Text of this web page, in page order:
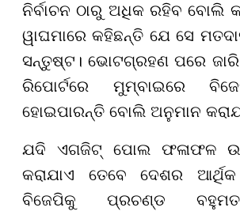
ନିର୍ବାଚନ ଠାରୁ ଅଧିକ ରହିବ ବୋଲି
ୱାଘମାରେ କହିଛନ୍ତି ଯେ ସେ
ସନ୍ତୁଷ୍ଟ। ଭୋଟଗ୍ରହଣ ପରେ
ରିପୋର୍ଟରେ ମୁମ୍ବାଇରେ
ହୋଇପାରନ୍ତି ବୋଲି ଅନୁମାନ
ଯଦି ଏଗଜିଟ୍ ପୋଲ ଫଳାଫଳ
କରାଯାଏ ତେବେ ଦେଶର ଆର୍ଥିକ
ବିଜେପିକୁ ପ୍ରଚଣ୍ଡ